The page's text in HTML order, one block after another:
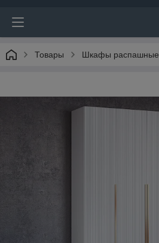
Товары Шкафы распашные